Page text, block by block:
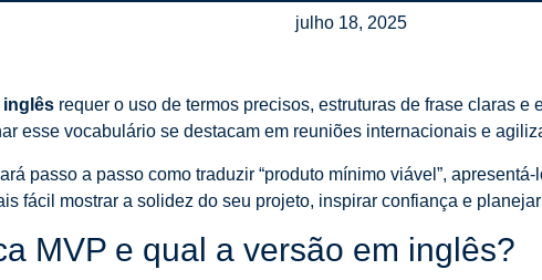
julho 18, 2025
inglêsrequer o uso de termos precisos, estruturas de frase claras e
esse vocabulário se destacam em reuniões internacionais e
passo a passo como traduzir “produto mínimo viável”,
fácil mostrar a solidez do seu projeto, inspirar confiança e
MVP e qual a versão em inglês?